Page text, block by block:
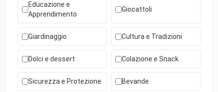
Educazione e
Apprendimento
Giocattoli
Giardinaggio Cultura e Tradizioni
Dolci e dessert Colazione e Snack
Sicurezza e Protezione Bevande